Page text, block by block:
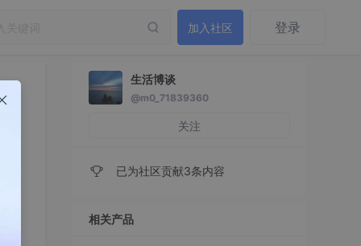
加入社区 登录
生活博谈
@m0_71839360
关注
已为社区贡献3条内容
相关产品